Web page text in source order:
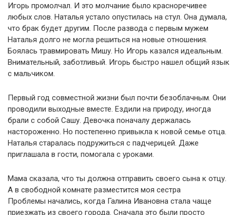
Игорь промолчал. И это молчание было красноречивее
любых слов. Наталья устало опустилась на стул. Она думала,
что брак будет другим. После развода с первым мужем
Наталья долго не могла решиться на новые отношения.
Боялась травмировать Мишу. Но Игорь казался идеальным.
Внимательный, заботливый. Игорь быстро нашел общий язык
с мальчиком.
Первый год совместной жизни был почти безоблачным. Они
проводили выходные вместе. Ездили на природу, иногда
брали с собой Сашу. Девочка поначалу держалась
настороженно. Но постепенно привыкла к новой семье отца.
Наталья старалась подружиться с падчерицей. Даже
приглашала в гости, помогала с уроками.
Мама сказала, что ты должна отправить своего сына к отцу.
А в свободной комнате разместится моя сестра
Проблемы начались, когда Галина Ивановна стала чаще
приезжать из своего города. Сначала это были просто